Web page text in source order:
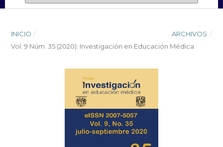
INICIO / ARCHIVOS /
Vol. 9 Núm. 35 (2020): Investigación en Educación Médica